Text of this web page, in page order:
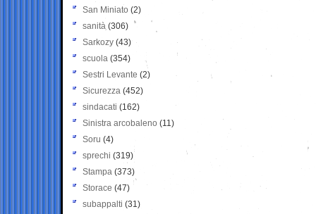
San Miniato (2)
sanità (306)
Sarkozy (43)
scuola (354)
Sestri Levante (2)
Sicurezza (452)
sindacati (162)
Sinistra arcobaleno (11)
Soru (4)
sprechi (319)
Stampa (373)
Storace (47)
subappalti (31)